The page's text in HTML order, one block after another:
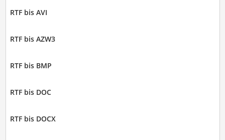
RTF bis AVI
RTF bis AZW3
RTF bis BMP
RTF bis DOC
RTF bis DOCX